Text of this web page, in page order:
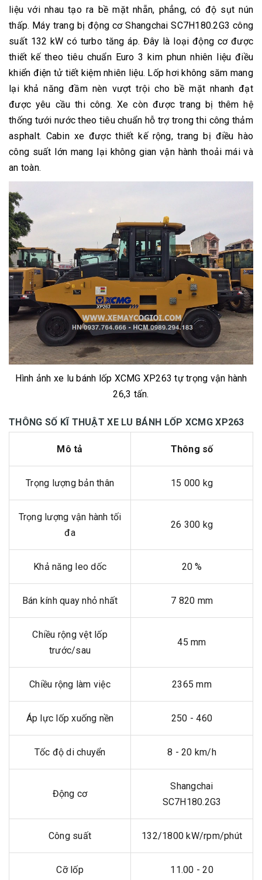
liệu với nhau tạo ra bề mặt nhẵn, phẳng, có độ sụt nún
thấp. Máy trang bị động cơ Shangchai SC7H180.2G3 công
suất 132 kW có turbo tăng áp. Đây là loại động cơ được
thiết kế theo tiêu chuẩn Euro 3 kim phun nhiên liệu điều
khiển điện tử tiết kiệm nhiên liệu. Lốp hơi không săm mang
lại khả năng đầm nèn vượt trội cho bề mặt nhanh đạt
được yêu cầu thi công. Xe còn được trang bị thêm hệ
thống tưới nước theo tiêu chuẩn hỗ trợ trong thi công thảm
asphalt. Cabin xe được thiết kế rộng, trang bị điều hào
công suất lớn mang lại không gian vận hành thoải mái và
an toàn.
Hình ảnh xe lu bánh lốp XCMG XP263 tự trọng vận hành
26,3 tấn.
THÔNG SỐ KĨ THUẬT XE LU BÁNH LỐP XCMG XP263
Mô tả Thông số
Trọng lượng bản thân 15 000 kg
Trọng lượng vận hành tối
đa
26 300 kg
Khả năng leo dốc 20 %
Bán kính quay nhỏ nhất 7 820 mm
Chiều rộng vệt lốp
trước/sau
45 mm
Chiều rộng làm việc 2365 mm
Áp lực lốp xuống nền 250 - 460
Tốc độ di chuyển 8 - 20 km/h
Động cơ
Shangchai
SC7H180.2G3
Công suất 132/1800 kW/rpm/phút
Cỡ lốp 11.00 - 20